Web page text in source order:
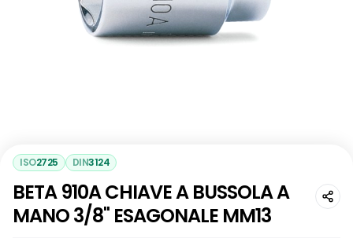
ISO2725 DIN3124
BETA 910A CHIAVE A BUSSOLA A
MANO 3/8" ESAGONALE MM13